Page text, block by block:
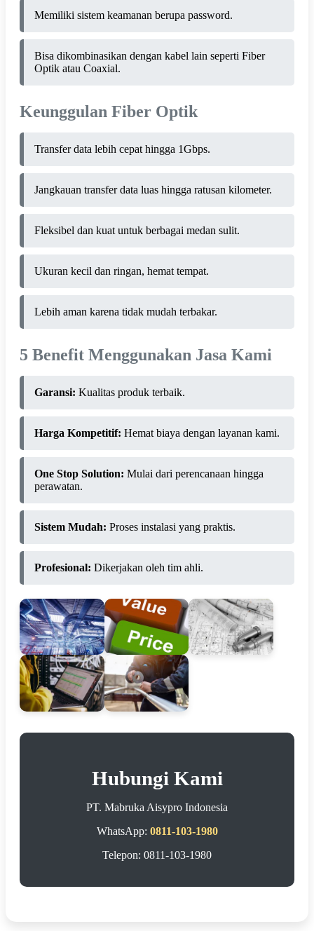
Memiliki sistem keamanan berupa password.
Bisa dikombinasikan dengan kabel lain seperti Fiber
Optik atau Coaxial.
Keunggulan Fiber Optik
Transfer data lebih cepat hingga 1Gbps.
Jangkauan transfer data luas hingga ratusan kilometer.
Fleksibel dan kuat untuk berbagai medan sulit.
Ukuran kecil dan ringan, hemat tempat.
Lebih aman karena tidak mudah terbakar.
5 Benefit Menggunakan Jasa Kami
Garansi: Kualitas produk terbaik.
Harga Kompetitif: Hemat biaya dengan layanan kami.
One Stop Solution: Mulai dari perencanaan hingga
perawatan.
Sistem Mudah: Proses instalasi yang praktis.
Profesional: Dikerjakan oleh tim ahli.
Hubungi Kami
PT. Mabruka Aisypro Indonesia
WhatsApp: 0811-103-1980
Telepon: 0811-103-1980